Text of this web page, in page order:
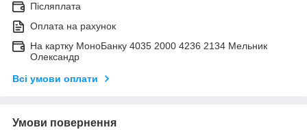
Післяплата
Оплата на рахунок
На картку МоноБанку 4035 2000 4236 2134 Мельник
Олександр
Всі умови оплати
Умови повернення